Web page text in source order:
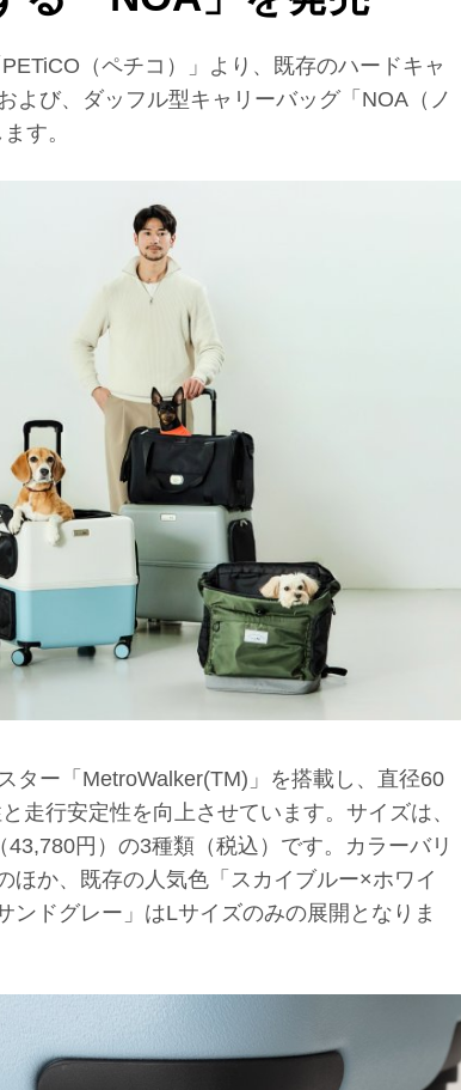
（ペチコ）」より、既存のハードキャ
よび、ダッフル型キャリーバッグ「NOA（ノ
す。
ター「MetroWalker(TM)」を搭載し、直径60
走行安定性を向上させています。サイズは、
円）の3種類（税込）です。カラーバリ
ほか、既存の人気色「スカイブルー×ホワイ
ンドグレー」はLサイズのみの展開となりま